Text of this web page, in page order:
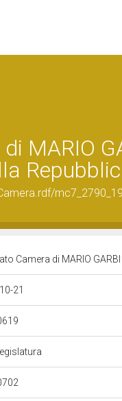
MARIO
Camera di MARIO
21